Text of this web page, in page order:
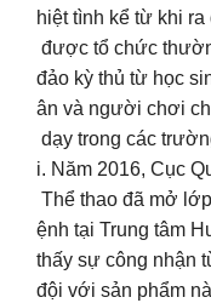
hiệt tình kể từ khi
được tổ chức
đảo kỳ thủ từ học
ân và người chơi
dạy trong các
i. Năm 2016, Cục
Thể thao đã mở
ệnh tại Trung tâm
thấy sự công nhận
đội với sản phẩm